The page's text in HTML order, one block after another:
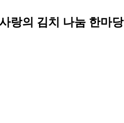
랑의 김치 나눔 한마당